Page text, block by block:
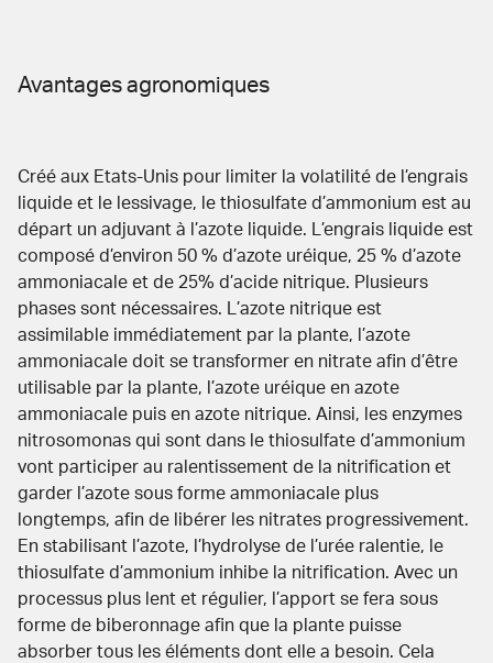
Avantages agronomiques
Créé aux Etats-Unis pour limiter la volatilité de l’engrais
liquide et le lessivage, le thiosulfate d’ammonium est au
départ un adjuvant à l’azote liquide. L’engrais liquide est
composé d’environ 50 % d’azote uréique, 25 % d’azote
ammoniacale et de 25% d’acide nitrique. Plusieurs
phases sont nécessaires. L’azote nitrique est
assimilable immédiatement par la plante, l’azote
ammoniacale doit se transformer en nitrate afin d’être
utilisable par la plante, l’azote uréique en azote
ammoniacale puis en azote nitrique. Ainsi, les enzymes
nitrosomonas qui sont dans le thiosulfate d’ammonium
vont participer au ralentissement de la nitrification et
garder l’azote sous forme ammoniacale plus
longtemps, afin de libérer les nitrates progressivement.
En stabilisant l’azote, l’hydrolyse de l’urée ralentie, le
thiosulfate d’ammonium inhibe la nitrification. Avec un
processus plus lent et régulier, l’apport se fera sous
forme de biberonnage afin que la plante puisse
absorber tous les éléments dont ellea besoin. Cela